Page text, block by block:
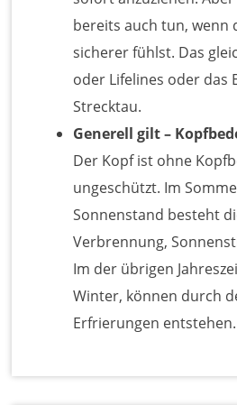
bereits auch tun, wenn
sicherer fühlst. Das
oder Lifelines oder das
Strecktau.
Generell gilt –
Der Kopf ist ohne
ungeschützt. Im
Sonnenstand besteht
Verbrennung,
Im der übrigen
Winter, können durch
Erfrierungen entstehen.